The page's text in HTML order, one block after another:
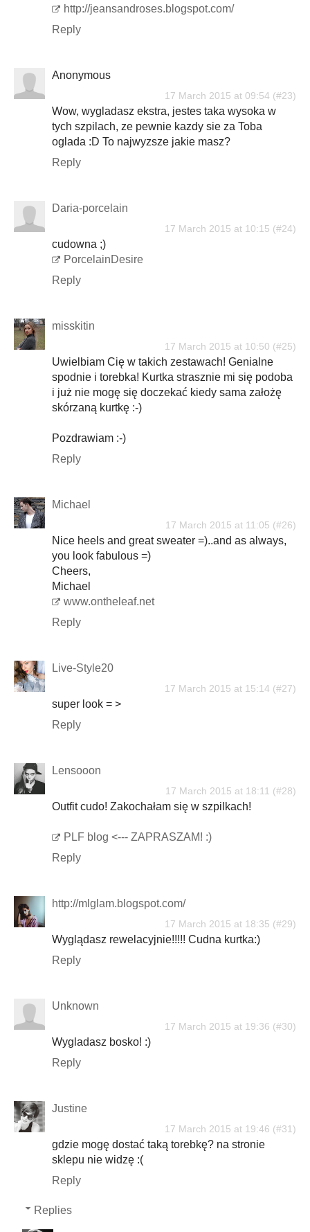
http://jeansandroses.blogspot.com/
Reply
Anonymous
17 March 2015 at 09:54
Wow, wygladasz ekstra, jestes taka wysoka w
tych szpilach, ze pewnie kazdy sie za Toba
oglada :D To najwyzsze jakie masz?
Reply
Daria-porcelain
17 March 2015 at 10:15
cudowna ;)
PorcelainDesire
Reply
misskitin
17 March 2015 at 10:50
Uwielbiam Cię w takich zestawach! Genialne
spodnie i torebka! Kurtka strasznie mi się podoba
i już nie mogę się doczekać kiedy sama założę
skórzaną kurtkę :-)
Pozdrawiam :-)
Reply
Michael
17 March 2015 at 11:05
Nice heels and great sweater =)..and as always,
you look fabulous =)
Cheers,
Michael
www.ontheleaf.net
Reply
Live-Style20
17 March 2015 at 15:14
super look = >
Reply
Lensooon
17 March 2015 at 18:11
Outfit cudo! Zakochałam się w szpilkach!
PLF blog <--- ZAPRASZAM! :)
Reply
http://mlglam.blogspot.com/
17 March 2015 at 18:35
Wyglądasz rewelacyjnie!!!!! Cudna kurtka:)
Reply
Unknown
17 March 2015 at 19:36
Wygladasz bosko! :)
Reply
Justine
17 March 2015 at 19:46
gdzie mogę dostać taką torebkę? na stronie
sklepu nie widzę :(
Reply
Replies